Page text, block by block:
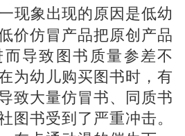
现象出现的原因是低幼
价仿冒产品把原创产品
导致图书质量参差不
为幼儿购买图书时，有
致大量仿冒书、同质书
图书受到了严重冲击。